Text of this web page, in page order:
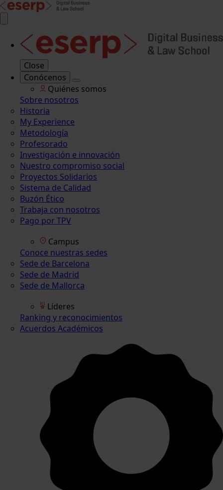
Close
Conócenos
Quiénes somos
Sobre nosotros
Historia
My Experience
Metodología
Profesorado
Investigación e innovación
Nuestro compromiso social
Proyectos Solidarios
Sistema de Calidad
Buzón Ético
Trabaja con nosotros
Pago por TPV
Campus
Conoce nuestras sedes
Sede de Barcelona
Sede de Madrid
Sede de Mallorca
Líderes
Ranking y reconocimientos
Acuerdos Académicos